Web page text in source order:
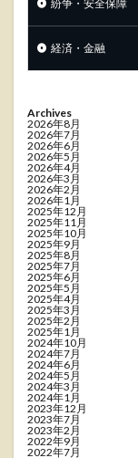
紛争・安全保障
経済・金融
Archives
2026年8月
2026年7月
2026年6月
2026年5月
2026年4月
2026年3月
2026年2月
2026年1月
2025年12月
2025年11月
2025年10月
2025年9月
2025年8月
2025年7月
2025年6月
2025年5月
2025年4月
2025年3月
2025年2月
2025年1月
2024年10月
2024年7月
2024年6月
2024年5月
2024年3月
2024年1月
2023年12月
2023年7月
2023年2月
2022年9月
2022年7月